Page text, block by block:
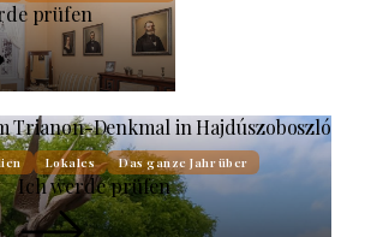
prüfen
Trianon-Denkmal in Hajdúszoboszló
Lokales Das ganze Jahr über
Ich werde prüfen